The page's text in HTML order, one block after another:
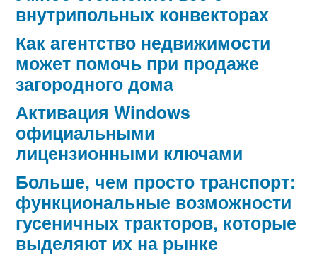
внутрипольных конвекторах
Как агентство недвижимости
может помочь при продаже
загородного дома
Активация Windows
официальными
лицензионными ключами
Больше, чем просто транспорт:
функциональные возможности
гусеничных тракторов, которые
выделяют их на рынке